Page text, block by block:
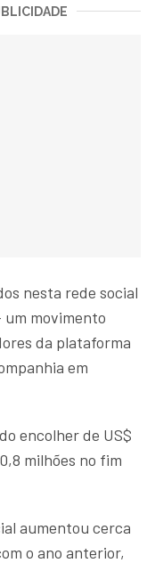
nesta rede social
um movimento
da plataforma
em
encolher de US$
milhões no fim
aumentou cerca
o ano anterior,